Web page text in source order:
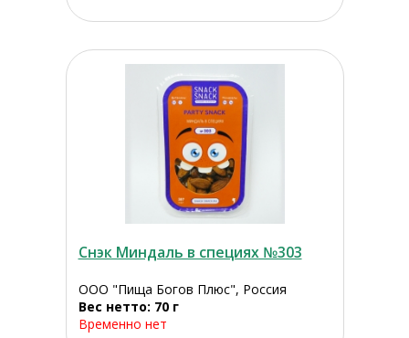
Снэк Миндаль в специях №303
ООО "Пища Богов Плюс", Россия
Вес нетто: 70 г
Временно нет